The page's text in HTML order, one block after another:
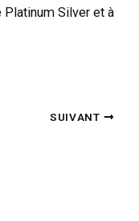
Silver et à
SUIVANT